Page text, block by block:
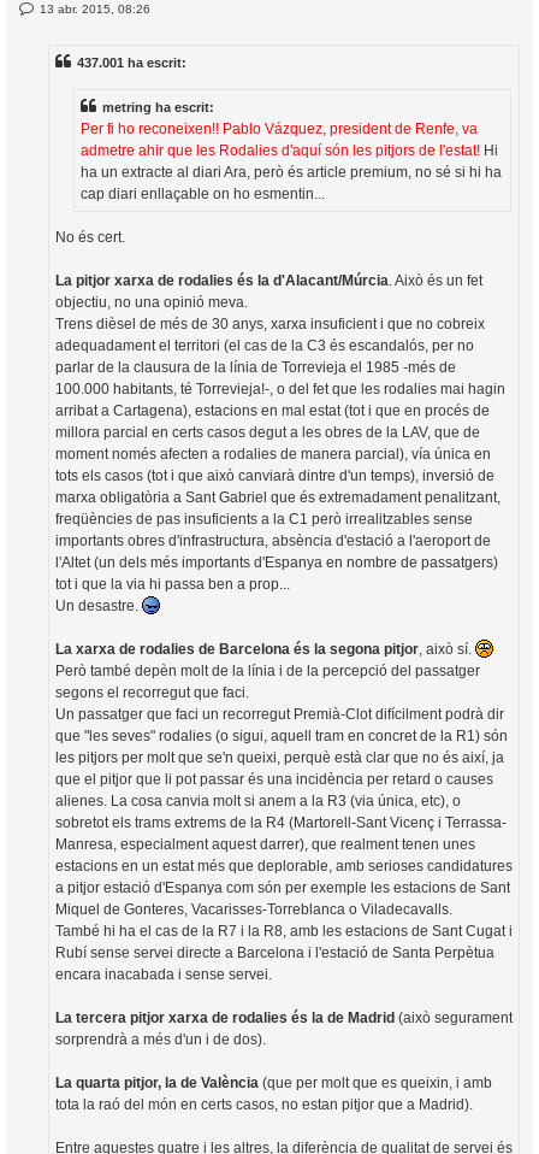
E13 abr. 2015, 08:26
437.001 ha escrit:
metring ha escrit:
Per fi ho reconeixen!! Pablo Vázquez, president de Renfe, va
admetre ahir que les Rodalies d'aquí són les pitjors de l'estat! Hi
ha un extracte al diari Ara, però és article premium, no sé si hi ha
cap diari enllaçable on ho esmentin...
No és cert.
La pitjor xarxa de rodalies és la d'Alacant/Múrcia. Això és un fet
objectiu, no una opinió meva.
Trens dièsel de més de 30 anys, xarxa insuficient i que no cobreix
adequadament el territori (el cas de la C3 és escandalós, per no
parlar de la clausura de la línia de Torrevieja el 1985 -més de
100.000 habitants, té Torrevieja!-, o del fet que les rodalies mai hagin
arribat a Cartagena), estacions en mal estat (tot i que en procés de
millora parcial en certs casos degut a les obres de la LAV, que de
moment només afecten a rodalies de manera parcial), vía única en
tots els casos (tot i que això canviarà dintre d'un temps), inversió de
marxa obligatòria a Sant Gabriel que és extremadament penalitzant,
freqüències de pas insuficients a la C1 però irrealitzables sense
importants obres d'infrastructura, absència d'estació a l'aeroport de
l'Altet (un dels més importants d'Espanya en nombre de passatgers)
tot i que la via hi passa ben a prop...
Un desastre.
La xarxa de rodalies de Barcelona és la segona pitjor, això sí.
Però també depèn molt de la línia i de la percepció del passatger
segons el recorregut que faci.
Un passatger que faci un recorregut Premià-Clot difícilment podrà dir
que "les seves" rodalies (o sigui, aquell tram en concret de la R1) són
les pitjors per molt que se'n queixi, perquè està clar que no és així, ja
que el pitjor que li pot passar és una incidència per retard o causes
alienes. La cosa canvia molt si anem a la R3 (via única, etc), o
sobretot els trams extrems de la R4 (Martorell-Sant Vicenç i Terrassa-
Manresa, especialment aquest darrer), que realment tenen unes
estacions en un estat més que deplorable, amb serioses candidatures
a pitjor estació d'Espanya com són per exemple les estacions de Sant
Miquel de Gonteres, Vacarisses-Torreblanca o Viladecavalls.
També hi ha el cas de la R7 i la R8, amb les estacions de Sant Cugat i
Rubí sense servei directe a Barcelona i l'estació de Santa Perpètua
encara inacabada i sense servei.
La tercera pitjor xarxa de rodalies és la de Madrid (això segurament
sorprendrà a més d'un i de dos).
La quarta pitjor, la de València (que per molt que es queixin, i amb
tota la raó del món en certs casos, no estan pitjor que a Madrid).
Entre aquestes quatre i les altres, la diferència de qualitat de servei és